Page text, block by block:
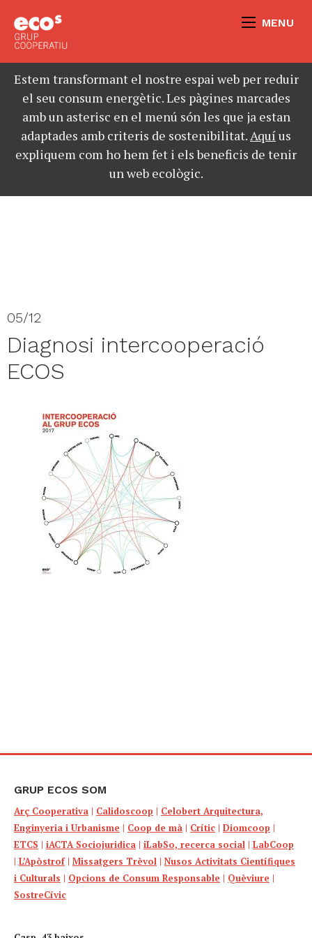
MENU
Estem transformant el nostre espai web per reduir
el seu consum energètic. Les pàgines marcades
amb un asterisc en el menú són les que ja estan
adaptades amb criteris de sostenibilitat.Aquíus
expliquem com ho hem fet i els beneficis de tenir
un web ecològic.
05/12
Diagnosi intercooperació
ECOS
GRUP ECOS SOM
Arç Cooperativa | Calidoscoop | Celobert Arquitectura,
Enginyeria i Urbanisme | Coop de mà | Crític | Diomcoop |
ETCS | iACTA Sociojuridica | iLabSo, recerca social | LabCoop
| L’Apòstrof| Missatgers Trèvol | Nusos Activitats Científiques
i Culturals | Opcions de Consum Responsable | Quèviure |
SostreCívic